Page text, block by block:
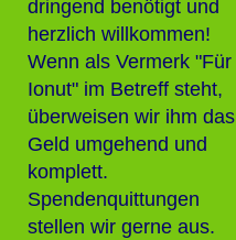
dringend benötigt und
herzlich willkommen!
Wenn als Vermerk "Für
Ionut" im Betreff steht,
überweisen wir ihm das
Geld umgehend und
komplett.
Spendenquittungen
stellen wir gerne aus.